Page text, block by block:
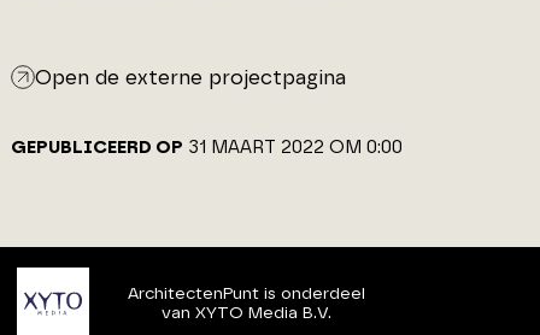
Open de externe projectpagina
GEPUBLICEERD OP 31 MAART 2022 OM 0:00
ArchitectenPunt is onderdeel
van XYTO Media B.V.